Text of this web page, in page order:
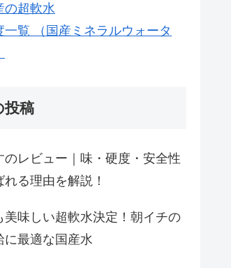
の超軟水
一覧 （国産ミネラルウォータ
投稿
のレビュー｜味・硬度・安全性
れる理由を解説！
美味しい超軟水決定！朝イチの
に最適な国産水